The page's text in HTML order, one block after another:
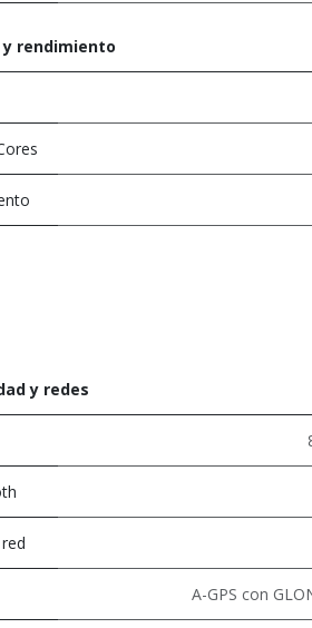
y rendimiento
y redes
A-GPS con